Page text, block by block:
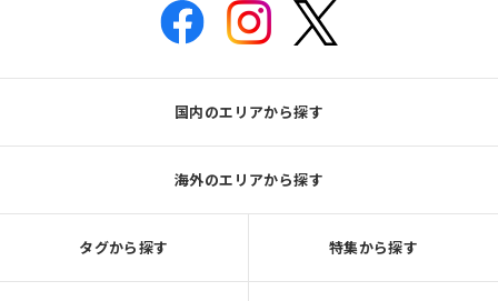
国内のエリアから探す
海外のエリアから探す
タグから探す 特集から探す